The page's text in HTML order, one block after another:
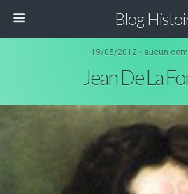
Blog
19/05/2012 • aucun
Jean De La